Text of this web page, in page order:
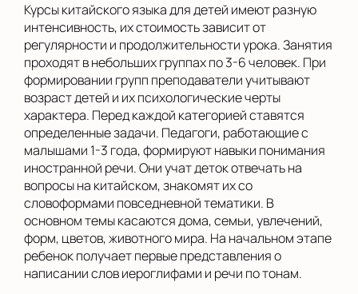
Курсы китайского языка для детей имеют разную
интенсивность, их стоимость зависит от
регулярности и продолжительности урока. Занятия
проходят в небольших группах по 3-6 человек. При
формировании групп преподаватели учитывают
возраст детей и их психологические черты
характера. Перед каждой категорией ставятся
определенные задачи. Педагоги, работающие с
малышами 1-3 года, формируют навыки понимания
иностранной речи. Они учат деток отвечать на
вопросы на китайском, знакомят их со
словоформами повседневной тематики. В
основном темы касаются дома, семьи, увлечений,
форм, цветов, животного мира. На начальном этапе
ребенок получает первые представления о
написании слов иероглифами и речи по тонам.